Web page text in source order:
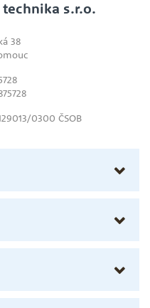
s.r.o.
38
0300 ČSOB